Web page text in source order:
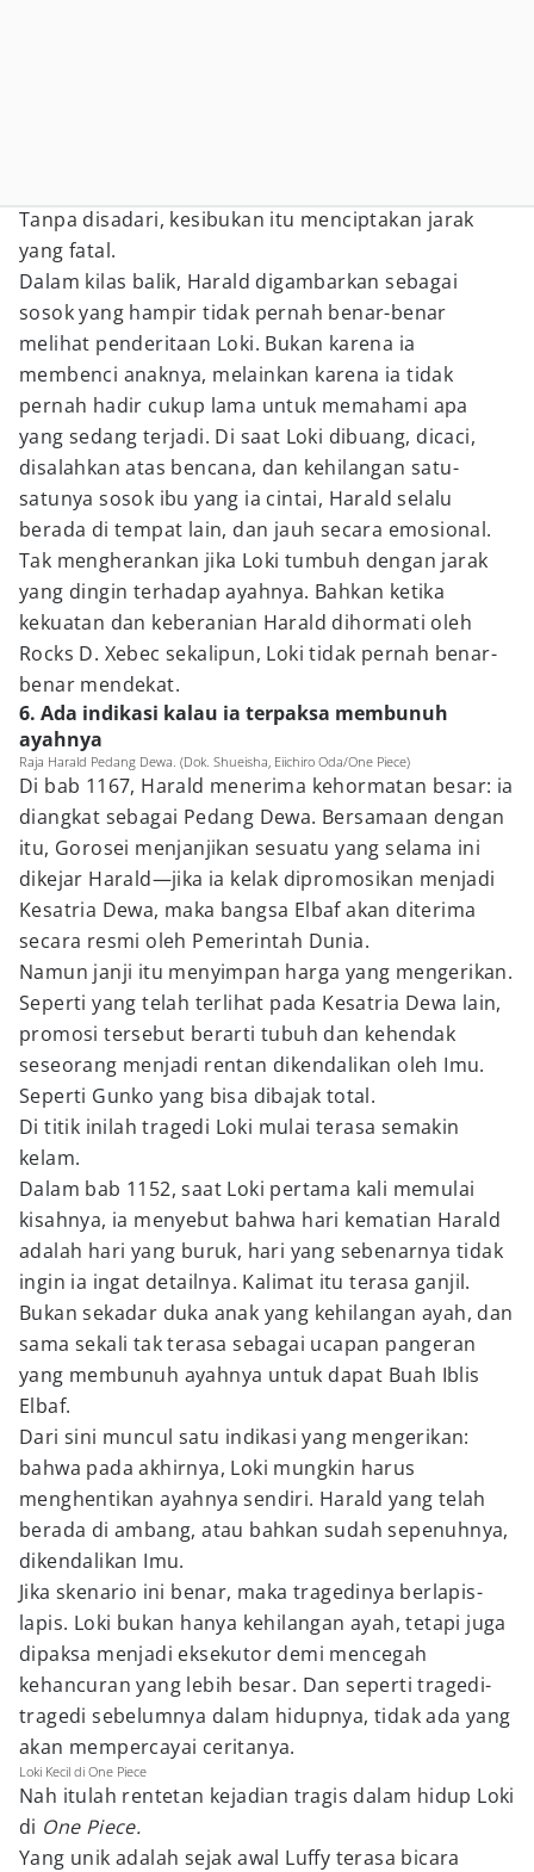
Tanpa disadari, kesibukan itu menciptakan jarak
yang fatal.
Dalam kilas balik, Harald digambarkan sebagai
sosok yang hampir tidak pernah benar-benar
melihat penderitaan Loki. Bukan karena ia
membenci anaknya, melainkan karena ia tidak
pernah hadir cukup lama untuk memahami apa
yang sedang terjadi. Di saat Loki dibuang, dicaci,
disalahkan atas bencana, dan kehilangan satu-
satunya sosok ibu yang ia cintai, Harald selalu
berada di tempat lain, dan jauh secara emosional.
Tak mengherankan jika Loki tumbuh dengan jarak
yang dingin terhadap ayahnya. Bahkan ketika
kekuatan dan keberanian Harald dihormati oleh
Rocks D. Xebec sekalipun, Loki tidak pernah benar-
benar mendekat.
6. Ada indikasi kalau ia terpaksa membunuh
ayahnya
Raja Harald Pedang Dewa. (Dok. Shueisha, Eiichiro Oda/One Piece)
Di bab 1167, Harald menerima kehormatan besar: ia
diangkat sebagai Pedang Dewa. Bersamaan dengan
itu, Gorosei menjanjikan sesuatu yang selama ini
dikejar Harald—jika ia kelak dipromosikan menjadi
Kesatria Dewa, maka bangsa Elbaf akan diterima
secara resmi oleh Pemerintah Dunia.
Namun janji itu menyimpan harga yang mengerikan.
Seperti yang telah terlihat pada Kesatria Dewa lain,
promosi tersebut berarti tubuh dan kehendak
seseorang menjadi rentan dikendalikan oleh Imu.
Seperti Gunko yang bisa dibajak total.
Di titik inilah tragedi Loki mulai terasa semakin
kelam.
Dalam bab 1152, saat Loki pertama kali memulai
kisahnya, ia menyebut bahwa hari kematian Harald
adalah hari yang buruk, hari yang sebenarnya tidak
ingin ia ingat detailnya. Kalimat itu terasa ganjil.
Bukan sekadar duka anak yang kehilangan ayah, dan
sama sekali tak terasa sebagai ucapan pangeran
yang membunuh ayahnya untuk dapat Buah Iblis
Elbaf.
Dari sini muncul satu indikasi yang mengerikan:
bahwa pada akhirnya, Loki mungkin harus
menghentikan ayahnya sendiri. Harald yang telah
berada di ambang, atau bahkan sudah sepenuhnya,
dikendalikan Imu.
Jika skenario ini benar, maka tragedinya berlapis-
lapis. Loki bukan hanya kehilangan ayah, tetapi juga
dipaksa menjadi eksekutor demi mencegah
kehancuran yang lebih besar. Dan seperti tragedi-
tragedi sebelumnya dalam hidupnya, tidak ada yang
akan mempercayai ceritanya.
Loki Kecil di One Piece
Nah itulah rentetan kejadian tragis dalam hidup Loki
di One Piece.
Yang unik adalah sejak awal Luffy terasa bicara